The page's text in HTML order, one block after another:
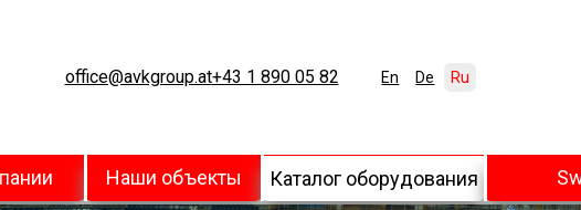
office@avkgroup.at+43 1 890 05 82 En De Ru
Наши объекты Каталог оборудования